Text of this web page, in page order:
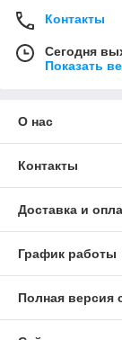
Контакты
Сегодня
Показать
О нас
Контакты
Доставка и
График работы
Полная версия